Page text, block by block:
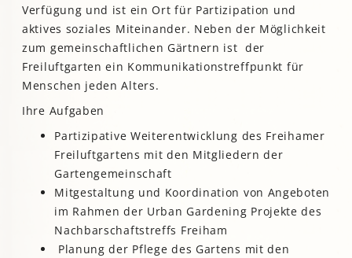
Verfügung und ist ein Ort für Partizipation und
aktives soziales Miteinander. Neben der Möglichkeit
zum gemeinschaftlichen Gärtnern ist der
Freiluftgarten ein Kommunikationstreffpunkt für
Menschen jeden Alters.
Ihre Aufgaben
Partizipative Weiterentwicklung des Freihamer
Freiluftgartens mit den Mitgliedern der
Gartengemeinschaft
Mitgestaltung und Koordination von Angeboten
im Rahmen der Urban Gardening Projekte des
Nachbarschaftstreffs Freiham
Planung der Pflege des Gartens mit den